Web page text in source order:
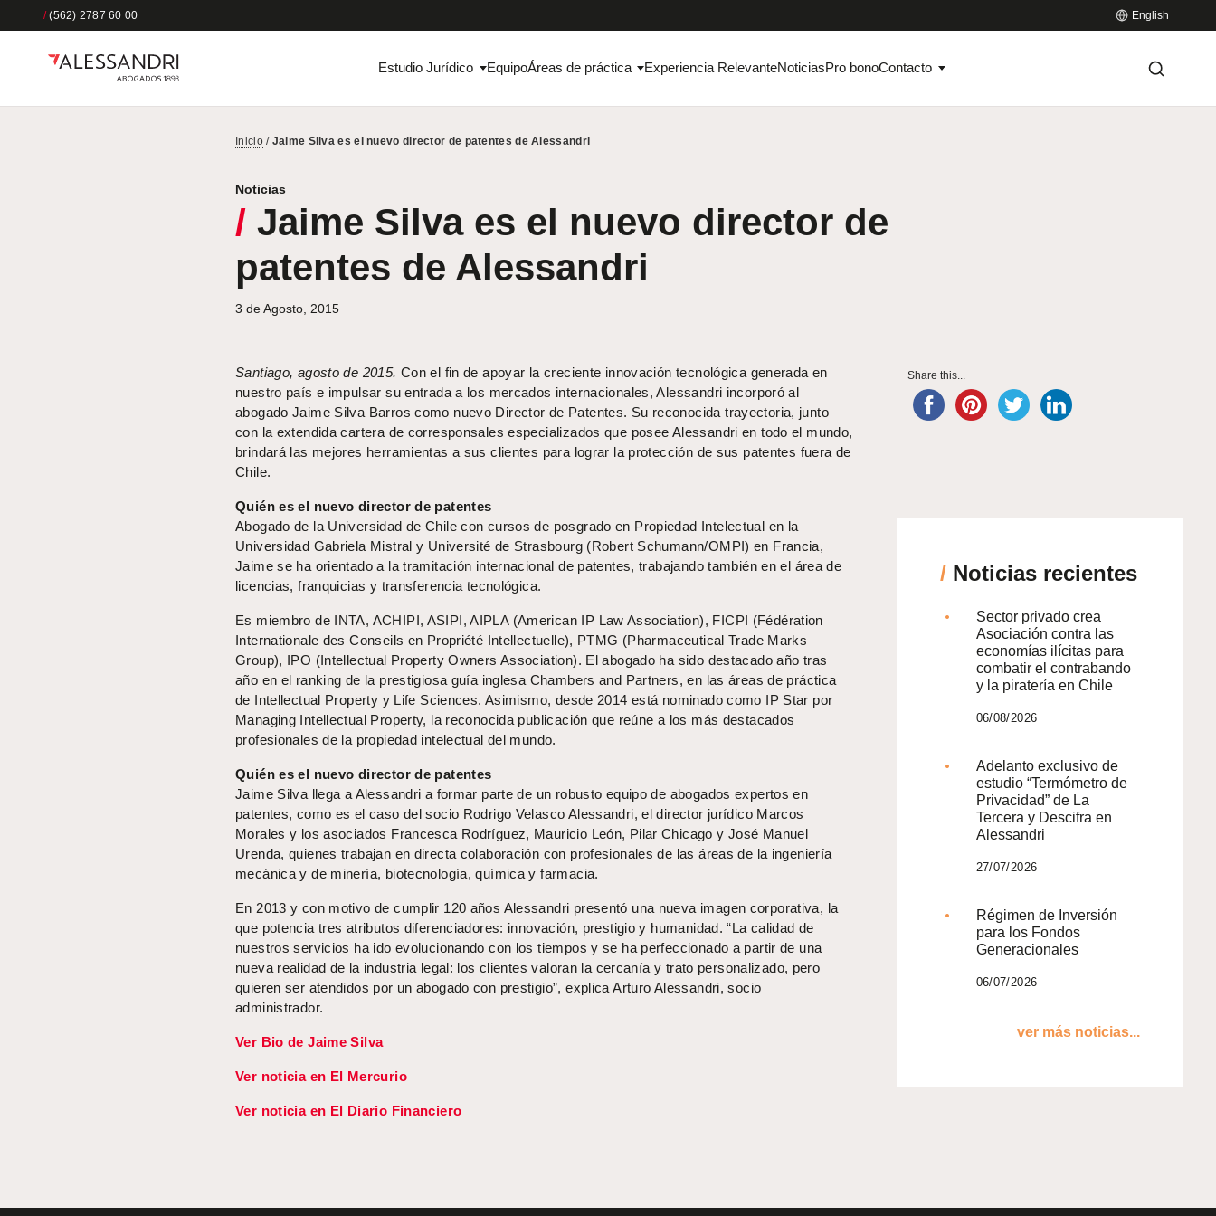
/(562) 2787 60 00 English
Estudio Jurídico EquipoÁreas de práctica Experiencia RelevanteNoticiasPro bonoContacto
Inicio/ Jaime Silva es el nuevo director de patentes de Alessandri
Noticias
/ Jaime Silva es el nuevo director de
patentes de Alessandri
3 de Agosto, 2015
Santiago, agosto de 2015. Con el fin de apoyar la creciente innovación tecnológica generada en
nuestro país e impulsar su entrada a los mercados internacionales, Alessandri incorporó al
abogado Jaime Silva Barros como nuevo Director de Patentes. Su reconocida trayectoria, junto
con la extendida cartera de corresponsales especializados que posee Alessandri en todo el mundo,
brindará las mejores herramientas a sus clientes para lograr la protección de sus patentes fuera de
Chile.
Quién es el nuevo director de patentes
Abogado de la Universidad de Chile con cursos de posgrado en Propiedad Intelectual en la
Universidad Gabriela Mistral y Université de Strasbourg (Robert Schumann/OMPI) en Francia,
Jaime se ha orientado a la tramitación internacional de patentes, trabajando también en el área de
licencias, franquicias y transferencia tecnológica.
Es miembro de INTA, ACHIPI, ASIPI, AIPLA (American IP Law Association), FICPI (Fédération
Internationale des Conseils en Propriété Intellectuelle), PTMG (Pharmaceutical Trade Marks
Group), IPO (Intellectual Property Owners Association). El abogado ha sido destacado año tras
año en el ranking de la prestigiosa guía inglesa Chambers and Partners, en las áreas de práctica
de Intellectual Property y Life Sciences. Asimismo, desde 2014 está nominado como IP Star por
Managing Intellectual Property, la reconocida publicación que reúne a los más destacados
profesionales de la propiedad intelectual del mundo.
Quién es el nuevo director de patentes
Jaime Silva llega a Alessandri a formar parte de un robusto equipo de abogados expertos en
patentes, como es el caso del socio Rodrigo Velasco Alessandri, el director jurídico Marcos
Morales y los asociados Francesca Rodríguez, Mauricio León, Pilar Chicago y José Manuel
Urenda, quienes trabajan en directa colaboración con profesionales de las áreas de la ingeniería
mecánica y de minería, biotecnología, química y farmacia.
En 2013 y con motivo de cumplir 120 años Alessandri presentó una nueva imagen corporativa, la
que potencia tres atributos diferenciadores: innovación, prestigio y humanidad. “La calidad de
nuestros servicios ha ido evolucionando con los tiempos y se ha perfeccionado a partir de una
nueva realidad de la industria legal: los clientes valoran la cercanía y trato personalizado, pero
quieren ser atendidos por un abogado con prestigio”, explica Arturo Alessandri, socio
administrador.
Ver Bio de Jaime Silva
Ver noticia en El Mercurio
Ver noticia en El Diario Financiero
Share this...
/Noticias recientes
Sector privado crea
Asociación contra las
economías ilícitas para
combatir el contrabando
y la piratería en Chile
06/08/2026
Adelanto exclusivo de
estudio “Termómetro de
Privacidad” de La
Tercera y Descifra en
Alessandri
27/07/2026
Régimen de Inversión
para los Fondos
Generacionales
06/07/2026
ver más noticias...